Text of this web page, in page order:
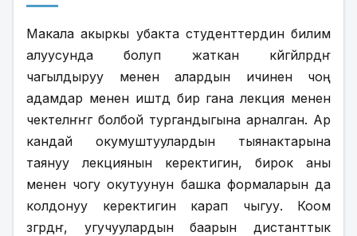
Макала акыркы убакта студенттердин билим
алуусунда болуп жаткан көйгөйлөрдҥ
чагылдыруу менен алардын ичинен чоң
адамдар менен иштөөдө бир гана лекция менен
чектелҥҥгө болбой тургандыгына арналган. Ар
кандай окумуштуулардын тыянактарына
таянуу лекциянын керектигин, бирок аны
менен чогу окутуунун башка формаларын да
колдонуу керектигин карап чыгуу. Коом
өзгөрдҥ, угучуулардын баарын дистанттык